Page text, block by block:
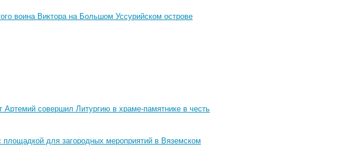
воина Виктора на Большом Уссурийском острове
совершил Литургию в храме-памятнике в честь
для загородных мероприятий в Вяземском